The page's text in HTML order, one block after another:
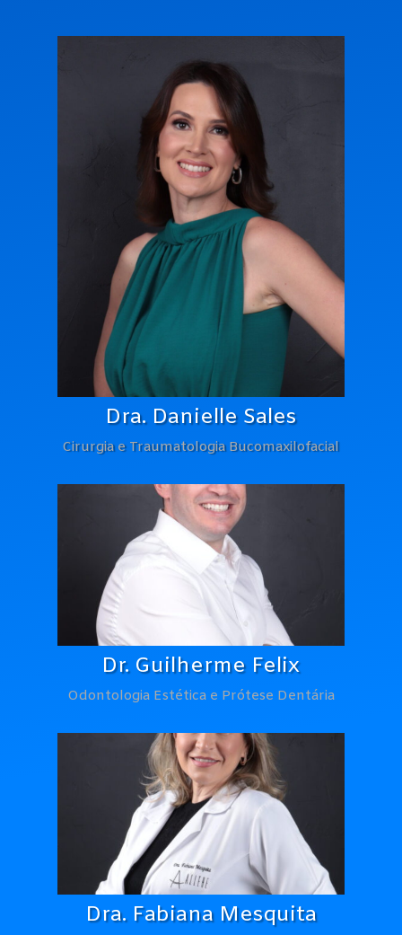
Dra. Danielle Sales
Cirurgia e Traumatologia Bucomaxilofacial
Dr. Guilherme Felix
Odontologia Estética e Prótese Dentária
Dra. Fabiana Mesquita